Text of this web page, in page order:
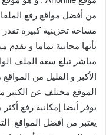
من أفضل مواقع رفع
بأنها مجانية تماما و
الأكبر و القليل من
الموقع مختلف عن الكثير
يعتبر من أفضل المواقع